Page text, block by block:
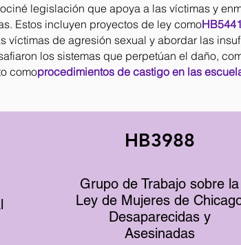
legislación que apoya a las víctimas y
Estos incluyen proyectos de ley comoHB5441
víctimas de agresión sexual y abordar las
los sistemas que perpetúan el daño,
comoprocedimientos de castigo en las
Grupo de Trabajo sobre la
Ley de Mujeres de
Desaparecidas y
Asesinadas
HB3988